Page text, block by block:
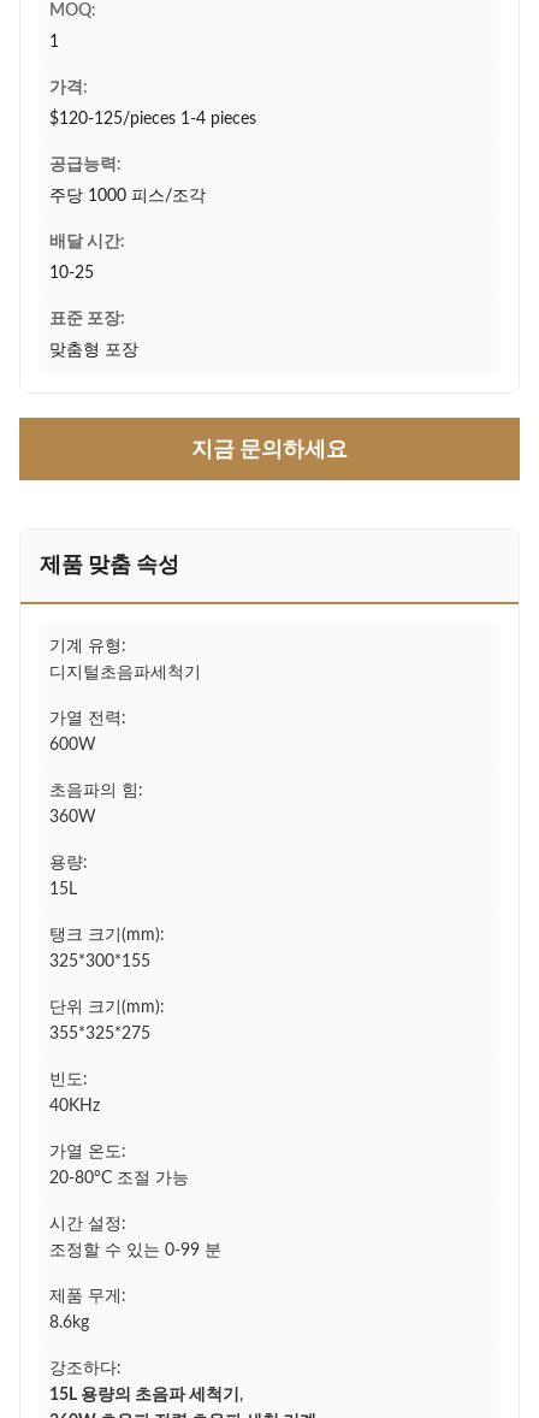
MOQ:
1
가격:
$120-125/pieces 1-4 pieces
공급능력:
주당 1000 피스/조각
배달 시간:
10-25
표준 포장:
맞춤형 포장
지금 문의하세요
제품 맞춤 속성
기계 유형:
디지털초음파세척기
가열 전력:
600W
초음파의 힘:
360W
용량:
15L
탱크 크기(mm):
325*300*155
단위 크기(mm):
355*325*275
빈도:
40KHz
가열 온도:
20-80°C 조절 가능
시간 설정:
조정할 수 있는 0-99 분
제품 무게:
8.6kg
강조하다:
15L 용량의 초음파 세척기 ,